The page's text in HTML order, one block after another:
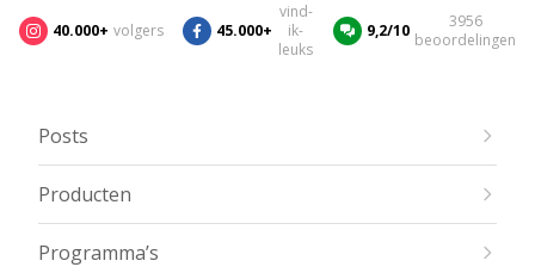
40.000+ volgers 45.000+
vind-
ik-
leuks
9,2/10
3956
beoordelingen
Posts
Producten
Programma’s